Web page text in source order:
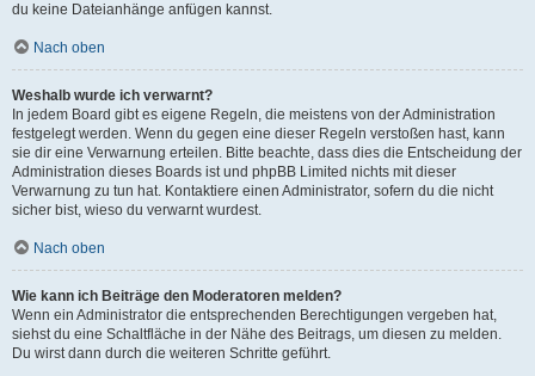
du keine Dateianhänge anfügen kannst.
Nach oben
Weshalb wurde ich verwarnt?
In jedem Board gibt es eigene Regeln, die meistens von der Administration
festgelegt werden. Wenn du gegen eine dieser Regeln verstoßen hast, kann
sie dir eine Verwarnung erteilen. Bitte beachte, dass dies die Entscheidung der
Administration dieses Boards ist und phpBB Limited nichts mit dieser
Verwarnung zu tun hat. Kontaktiere einen Administrator, sofern du die nicht
sicher bist, wieso du verwarnt wurdest.
Nach oben
Wie kann ich Beiträge den Moderatoren melden?
Wenn ein Administrator die entsprechenden Berechtigungen vergeben hat,
siehst du eine Schaltfläche in der Nähe des Beitrags, um diesen zu melden.
Du wirst dann durch die weiteren Schritte geführt.